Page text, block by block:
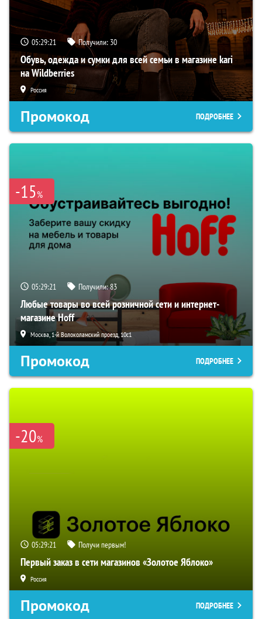
05:29:20 Получили: 30
Обувь, одежда и сумки для всей семьи в магазине kari
на Wildberries
Россия
Промокод ПОДРОБНЕЕ
-15%
05:29:20 Получили:83
Любые товары во всей розничной сети и интернет-
магазине Hoff
Москва, 1-й Волоколамский проезд, 10с1
Промокод ПОДРОБНЕЕ
-20%
05:29:20 Получи первым!
Первый заказ в сети магазинов «Золотое Яблоко»
Россия
Промокод ПОДРОБНЕЕ